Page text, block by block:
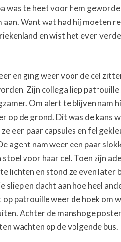
was te heet voor hem
Want wat had hij moeten
en wist het even
en ging weer voor de cel
Zijn collega liep patrouille
Om alert te blijven nam
op de grond. Dit was de kans
een paar capsules en fel
agent nam weer een paar
voor haar cel. Toen zijn
lichten en stond ze even later
sliep en dacht aan hoe heel
patrouille weer de hoek om
Achter de manshoge
wachten op de volgende bus.